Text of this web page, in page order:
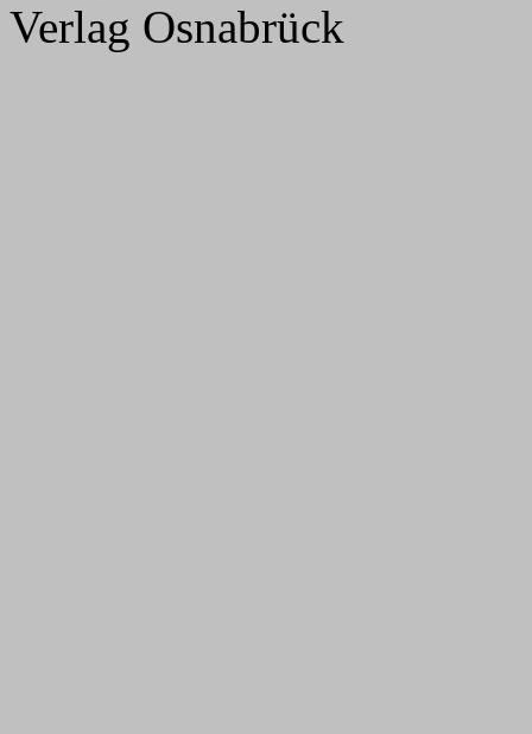
Verlag Osnabrück